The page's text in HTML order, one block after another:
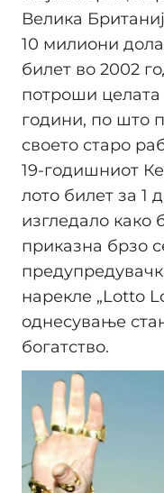
Велика
10 милиони
билет во 2002
потроши
години, по што
своето старо
19-годишниот
лото билет за 1
изгледало како
приказна брзо
нарекле „Lotto
однесување
богатство.